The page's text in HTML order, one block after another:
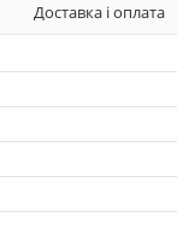
Доставка і оплата